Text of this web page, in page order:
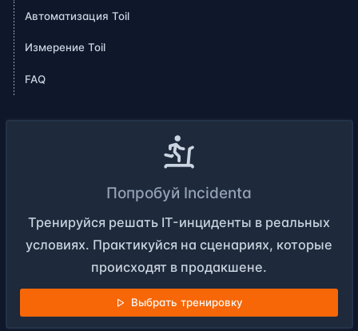
Автоматизация Toil
Измерение Toil
FAQ
Попробуй Incidenta
Тренируйся решать IT-инциденты в реальных
условиях. Практикуйся на сценариях, которые
происходят в продакшене.
Выбрать тренировку